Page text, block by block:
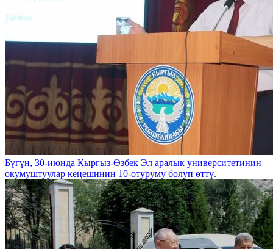
Бүгүн, 30-июнда Кыргыз-Өзбек Эл аралык университетинин
окумуштуулар кеңешинин 10-отуруму болуп өттү.